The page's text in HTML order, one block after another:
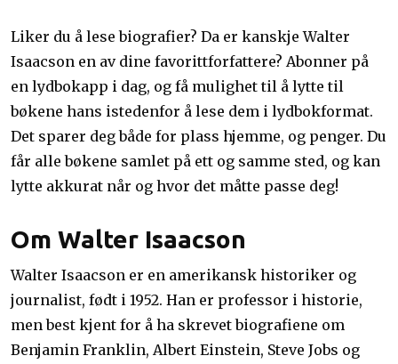
Liker du å lese biografier? Da er kanskje Walter
Isaacson en av dine favorittforfattere? Abonner på
en lydbokapp i dag, og få mulighet til å lytte til
bøkene hans istedenfor å lese dem i lydbokformat.
Det sparer deg både for plass hjemme, og penger. Du
får alle bøkene samlet på ett og samme sted, og kan
lytte akkurat når og hvor det måtte passe deg!
Om Walter Isaacson
Walter Isaacson er en amerikansk historiker og
journalist, født i 1952. Han er professor i historie,
men best kjent for å ha skrevet biografiene om
Benjamin Franklin, Albert Einstein, Steve Jobs og